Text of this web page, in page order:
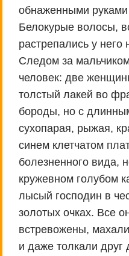
обнаженными
Белокурые волосы,
растрепались у
Следом за
человек: две
толстый лакей во
бороды, но с
сухопарая, рыжая,
синем клетчатом
болезненного вида,
кружевном голубом
лысый господин в
золотых очках. Все
встревожены,
и даже толкали